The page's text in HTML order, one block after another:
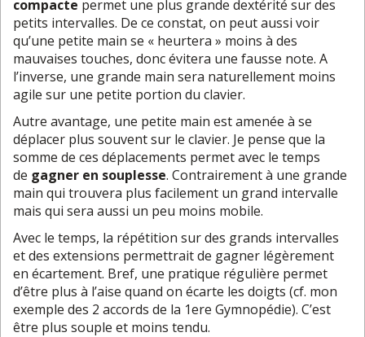
compacte permet une plus grande dextérité sur des
petits intervalles. De ce constat, on peut aussi voir
qu’une petite main se « heurtera » moins à des
mauvaises touches, donc évitera une fausse note. A
l’inverse, une grande main sera naturellement moins
agile sur une petite portion du clavier.
Autre avantage, une petite main est amenée à se
déplacer plus souvent sur le clavier. Je pense que la
somme de ces déplacements permet avec le temps
de gagner en souplesse. Contrairement à une grande
main qui trouvera plus facilement un grand intervalle
mais qui sera aussi un peu moins mobile.
Avec le temps, la répétition sur des grands intervalles
et des extensions permettrait de gagner légèrement
en écartement. Bref, une pratique régulière permet
d’être plus à l’aise quand on écarte les doigts (cf. mon
exemple des 2 accords de la 1ere Gymnopédie). C’est
être plus souple et moins tendu.